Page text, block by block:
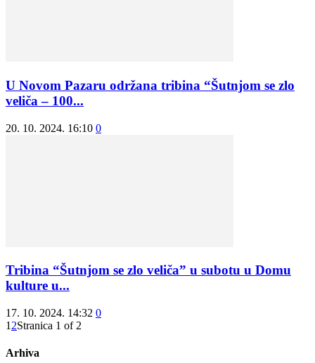
U Novom Pazaru održana tribina “Šutnjom se zlo
veliča – 100...
20. 10. 2024. 16:10 0
Tribina “Šutnjom se zlo veliča” u subotu u Domu
kulture u...
17. 10. 2024. 14:32 0
1 2Stranica 1 of 2
Arhiva